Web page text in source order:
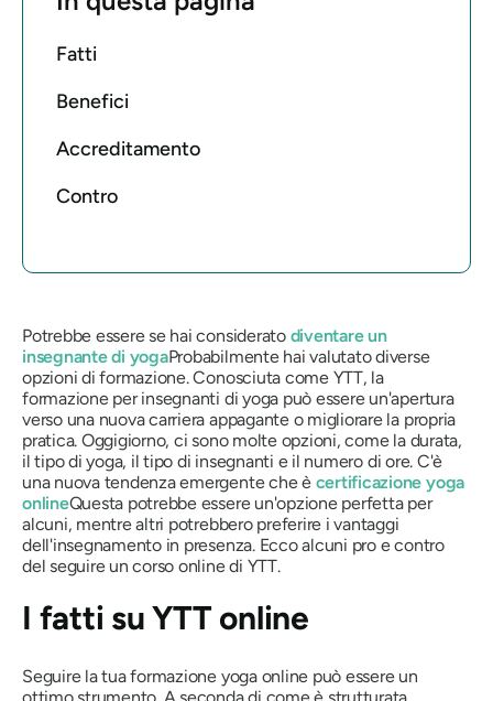
Fatti
Benefici
Accreditamento
Contro
Potrebbe essere se hai considerato diventare un
insegnante di yogaProbabilmente hai valutato diverse
opzioni di formazione. Conosciuta come YTT, la
formazione per insegnanti di yoga può essere un'apertura
verso una nuova carriera appagante o migliorare la propria
pratica. Oggigiorno, ci sono molte opzioni, come la durata,
il tipo di yoga, il tipo di insegnanti e il numero di ore. C'è
una nuova tendenza emergente che è certificazione yoga
onlineQuesta potrebbe essere un'opzione perfetta per
alcuni, mentre altri potrebbero preferire i vantaggi
dell'insegnamento in presenza. Ecco alcuni pro e contro
del seguire un corso online di YTT.
I fatti su YTT online
Seguire la tua formazione yoga online può essere un